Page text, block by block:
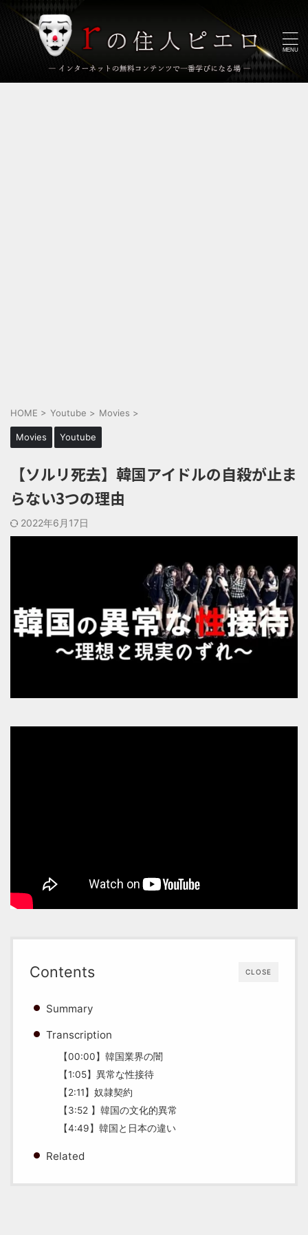
HOME > Youtube > Movies >
Movies Youtube
【ソルリ死去】韓国アイドルの自殺が止ま
らない3つの理由
2022年6月17日
CLOSE
Contents
Summary
Transcription
【00:00】韓国業界の闇
【1:05】異常な性接待
【2:11】奴隷契約
【3:52 】韓国の文化的異常
【4:49】韓国と日本の違い
Related